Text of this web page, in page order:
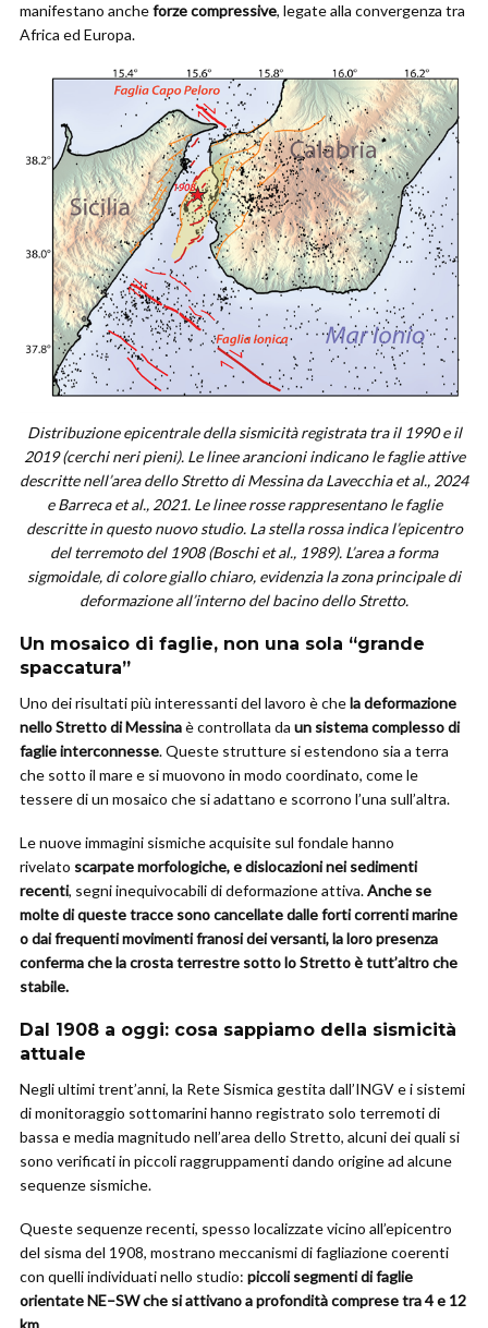
manifestano ancheforze compressive, legate alla convergenza tra
Africa ed Europa.
Distribuzione epicentrale della sismicità registrata tra il 1990 e il
2019 (cerchi neri pieni). Le linee arancioni indicano le faglie attive
descritte nell’area dello Stretto di Messina da Lavecchia et al., 2024
e Barreca et al., 2021. Le linee rosse rappresentano le faglie
descritte in questo nuovo studio. La stella rossa indica l’epicentro
del terremoto del 1908 (Boschi et al., 1989). L’area a forma
sigmoidale, di colore giallo chiaro, evidenzia la zona principale di
deformazione all’interno del bacino dello Stretto.
Un mosaico di faglie, non una sola “grande
spaccatura”
Uno dei risultati più interessanti del lavoro è chela deformazione
nello Stretto di Messinaè controllata da un sistema complesso di
faglie interconnesse. Queste strutture si estendono sia a terra
che sotto il mare e si muovono in modo coordinato, come le
tessere di un mosaico che si adattano e scorrono l’una sull’altra.
Le nuove immagini sismiche acquisite sul fondale hanno
rivelato scarpate morfologiche, e dislocazioni nei sedimenti
recenti, segni inequivocabili di deformazione attiva.Anche se
molte di queste tracce sono cancellate dalle forti correnti marine
o dai frequenti movimenti franosi dei versanti, la loro presenza
conferma che la crosta terrestre sotto lo Stretto è tutt’altro che
stabile.
Dal 1908 a oggi: cosa sappiamo della sismicità
attuale
Negli ultimi trent’anni, la Rete Sismica gestita dall’INGV e i sistemi
di monitoraggio sottomarini hanno registrato solo terremoti di
bassa e media magnitudo nell’area dello Stretto, alcuni dei quali si
sono verificati in piccoli raggruppamenti dando origine ad alcune
sequenze sismiche.
Queste sequenze recenti, spesso localizzate vicino all’epicentro
del sisma del 1908, mostrano meccanismi di fagliazione coerenti
con quelli individuati nello studio: piccoli segmenti di faglie
orientate NE–SW che si attivano a profondità comprese tra 4 e 12